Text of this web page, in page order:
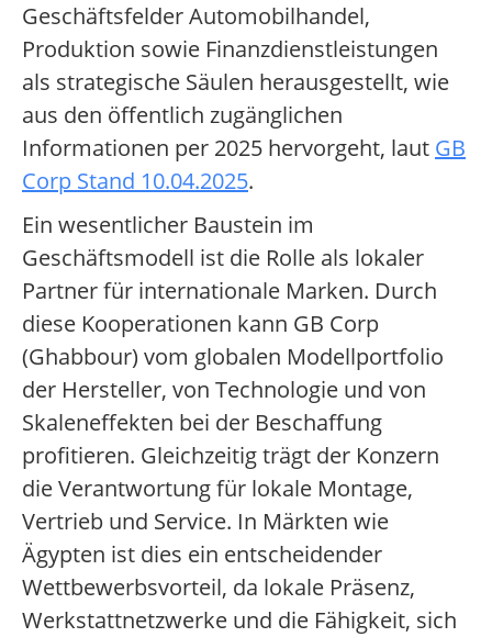
Geschäftsfelder Automobilhandel,
Produktion sowie Finanzdienstleistungen
als strategische Säulen herausgestellt, wie
aus den öffentlich zugänglichen
Informationen per 2025 hervorgeht, laut GB
Corp Stand 10.04.2025.
Ein wesentlicher Baustein im
Geschäftsmodell ist die Rolle als lokaler
Partner für internationale Marken. Durch
diese Kooperationen kann GB Corp
(Ghabbour) vom globalen Modellportfolio
der Hersteller, von Technologie und von
Skaleneffekten bei der Beschaffung
profitieren. Gleichzeitig trägt der Konzern
die Verantwortung für lokale Montage,
Vertrieb und Service. In Märkten wie
Ägypten ist dies ein entscheidender
Wettbewerbsvorteil, da lokale Präsenz,
Werkstattnetzwerke und die Fähigkeit, sich